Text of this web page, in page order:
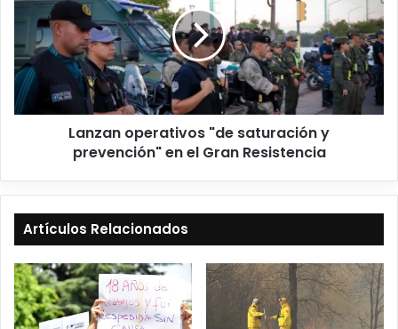
Lanzan operativos "de saturación y
prevención" en el Gran Resistencia
Artículos Relacionados